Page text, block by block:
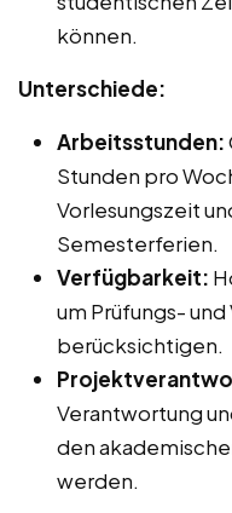
können.
Unterschiede:
Arbeitsstunden:
Stunden pro
Vorlesungszeit
Semesterferien.
Verfügbarkeit:
um Prüfungs-
berücksichtigen.
Verantwortung
den
werden.